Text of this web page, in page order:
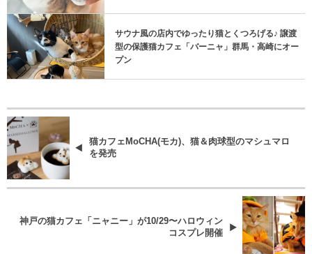
サウナ風の店内でゆったり猫とくつろげる♪ 譲渡
型の保護猫カフェ「バーニャ」群馬・高崎にオー
プン
猫カフェMoCHA(モカ)、猫＆肉球型のマシュマロ
を発売
神戸の猫カフェ「ニャニー」が10/29〜ハロウィン
コスプレ開催